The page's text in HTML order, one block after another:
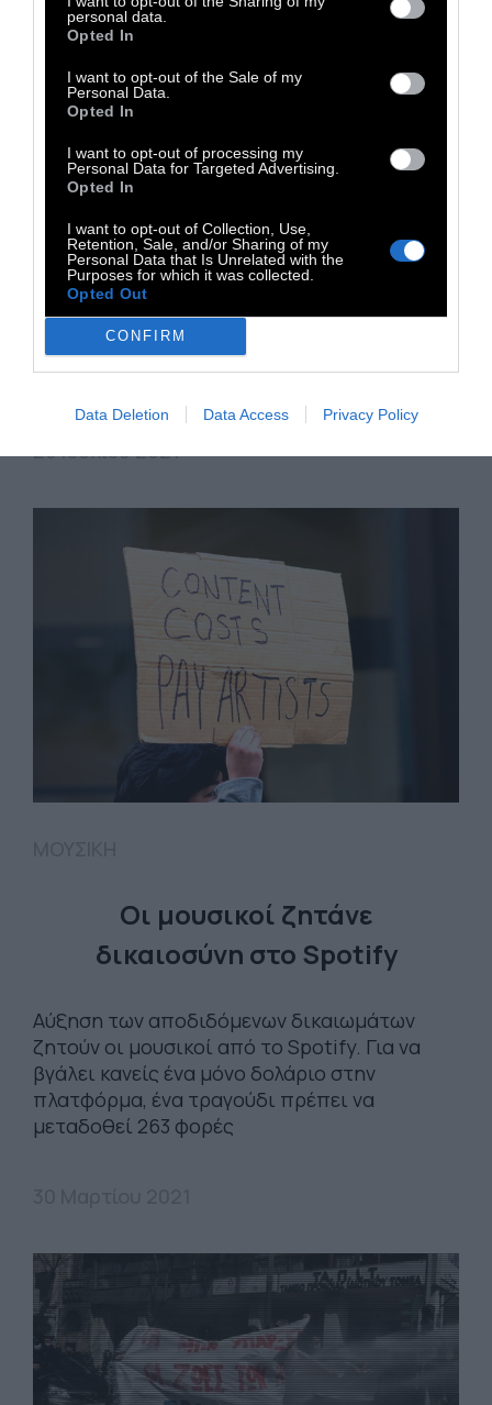
personal data.
Opted In
I want to opt-out of the Sale of my
Personal Data.
Opted In
I want to opt-out of processing my
Personal Data for Targeted Advertising.
Opted In
I want to opt-out of Collection, Use,
Retention, Sale, and/or Sharing of my
Personal Data that Is Unrelated with the
Purposes for which it was collected.
Opted Out
CONFIRM
Data Deletion Data Access Privacy Policy
Επιστολή προς Κεραμέως:
«Είμαι ένας αποτυχημένος
«Δεν είναι άδικο το ίδιο νομοσχέδιο που
"διακρίνει" τους άριστους να τους αποκλείει
συγχρόνως και από τα πανεπιστήμια;».
Ανοιχτή επιστολή μαθητή προς την υπουργό
Παιδείας, Νίκη Κεραμέως
20 Ιουλίου 2021
Οι μουσικοί ζητάνε
δικαιοσύνη στο Spotify
Αύξηση των αποδιδόμενων δικαιωμάτων
ζητούν οι μουσικοί από το Spotify. Για να
βγάλει κανείς ένα μόνο δολάριο στην
πλατφόρμα, ένα τραγούδι πρέπει να
μεταδοθεί 263 φορές